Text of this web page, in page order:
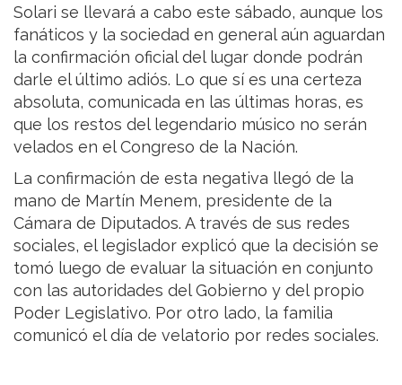
Solari se llevará a cabo este sábado, aunque los
fanáticos y la sociedad en general aún aguardan
la confirmación oficial del lugar donde podrán
darle el último adiós. Lo que sí es una certeza
absoluta, comunicada en las últimas horas, es
que los restos del legendario músico no serán
velados en el Congreso de la Nación.
La confirmación de esta negativa llegó de la
mano de Martín Menem, presidente de la
Cámara de Diputados. A través de sus redes
sociales, el legislador explicó que la decisión se
tomó luego de evaluar la situación en conjunto
con las autoridades del Gobierno y del propio
Poder Legislativo. Por otro lado, la familia
comunicó el día de velatorio por redes sociales.